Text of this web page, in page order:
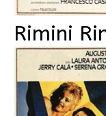
Rimini